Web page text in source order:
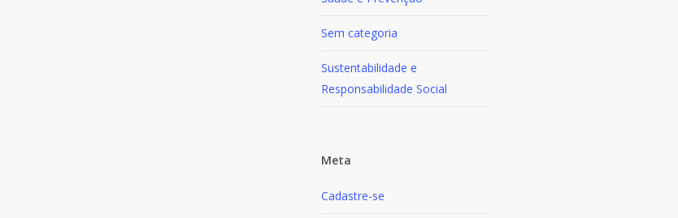
Sem categoria
Sustentabilidade e
Responsabilidade Social
Meta
Cadastre-se